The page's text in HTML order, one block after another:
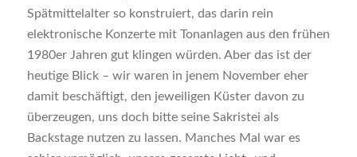
Spätmittelalter so konstruiert, das darin rein
elektronische Konzerte mit Tonanlagen aus den frühen
1980er Jahren gut klingen würden. Aber das ist der
heutige Blick – wir waren in jenem November eher
damit beschäftigt, den jeweiligen Küster davon zu
überzeugen, uns doch bitte seine Sakristei als
Backstage nutzen zu lassen. Manches Mal war es